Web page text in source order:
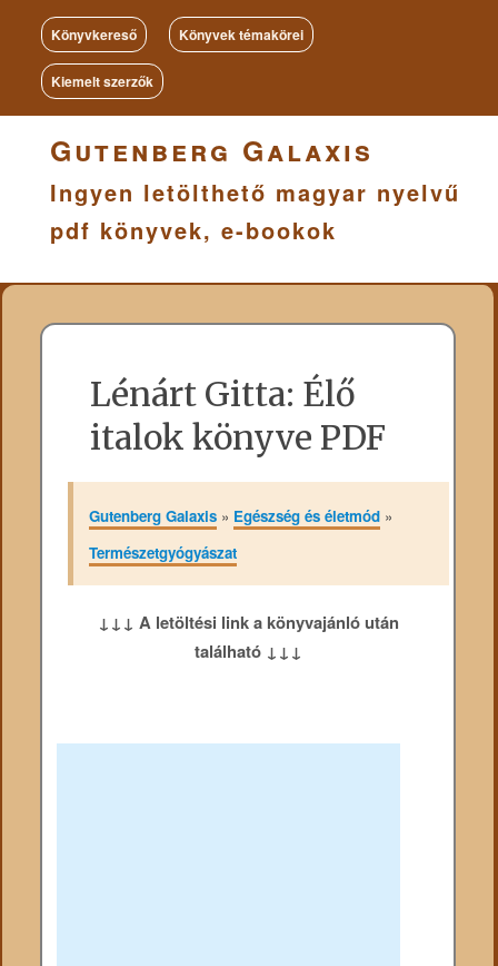
Könyvkereső Könyvek témakörei
Kiemelt szerzők
Gutenberg Galaxis
Ingyen letölthető magyar nyelvű
pdf könyvek, e-bookok
Lénárt Gitta: Élő
italok könyve PDF
Gutenberg Galaxis» Egészség és életmód»
Természetgyógyászat
↓↓↓ A letöltési link a könyvajánló után
található ↓↓↓